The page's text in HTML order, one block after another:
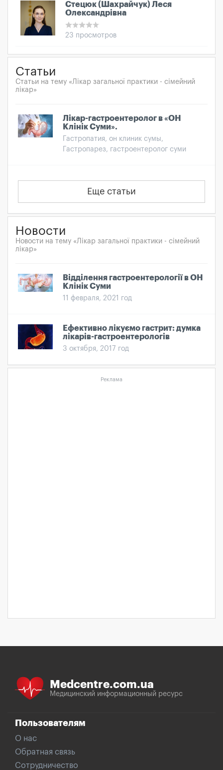
Стецюк (Шахрайчук) Леся
Олександрівна
23 просмотров
Статьи
Статьи на тему «Лікар загальної практики - сімейний
лікар»
Лікар-гастроентеролог в «ОН
Клінік Суми».
Гастропатия, он клиник сумы,
Гастропарез, гастроентеролог суми
Еще статьи
Новости
Новости на тему «Лікар загальної практики - сімейний
лікар»
Відділення гастроентерології в ОН
Клінік Суми
11 февраля, 2021 год
Ефективно лікуємо гастрит: думка
лікарів-гастроентерологів
3 октября, 2017 год
Реклама
Medcentre.com.ua
Медицинский информационный ресурс
Пользователям
О нас
Обратная связь
Сотрудничество